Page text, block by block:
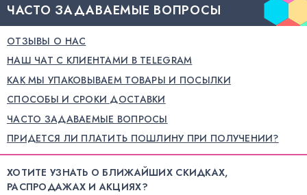
ЧАСТО ЗАДАВАЕМЫЕ ВОПРОСЫ
ОТЗЫВЫ О НАС
НАШ ЧАТ С КЛИЕНТАМИ В TELEGRAM
КАК МЫ УПАКОВЫВАЕМ ТОВАРЫ И ПОСЫЛКИ
СПОСОБЫ И СРОКИ ДОСТАВКИ
ЧАСТО ЗАДАВАЕМЫЕ ВОПРОСЫ
ПРИДЕТСЯ ЛИ ПЛАТИТЬ ПОШЛИНУ ПРИ ПОЛУЧЕНИИ?
ХОТИТЕ УЗНАТЬ О БЛИЖАЙШИХ СКИДКАХ,
РАСПРОДАЖАХ И АКЦИЯХ?